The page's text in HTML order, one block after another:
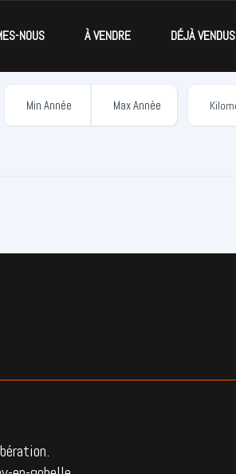
NOUS À VENDRE DÉJÀ VENDUS